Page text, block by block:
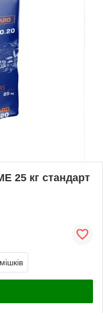
25 кг стандарт